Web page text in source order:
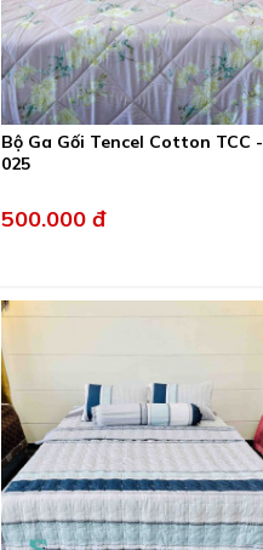
Bộ Ga Gối Tencel Cotton TCC -
025
500.000 đ